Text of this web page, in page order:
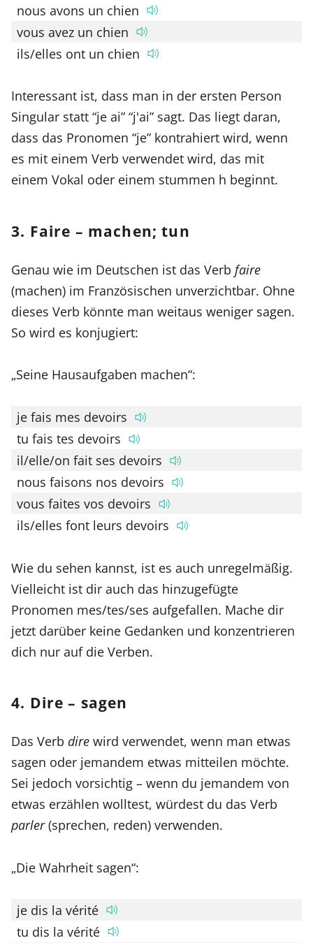
nous avons un chien
vous avez un chien
ils/elles ont un chien
Interessant ist, dass man in der ersten Person
Singular statt “je ai” “j'ai” sagt. Das liegt daran,
dass das Pronomen “je” kontrahiert wird, wenn
es mit einem Verb verwendet wird, das mit
einem Vokal oder einem stummen h beginnt.
3. Faire – machen; tun
Genau wie im Deutschen ist das Verb faire
(machen) im Französischen unverzichtbar. Ohne
dieses Verb könnte man weitaus weniger sagen.
So wird es konjugiert:
„Seine Hausaufgaben machen“:
je fais mes devoirs
tu fais tes devoirs
il/elle/on fait ses devoirs
nous faisons nos devoirs
vous faites vos devoirs
ils/elles font leurs devoirs
Wie du sehen kannst, ist es auch unregelmäßig.
Vielleicht ist dir auch das hinzugefügte
Pronomen mes/tes/ses aufgefallen. Mache dir
jetzt darüber keine Gedanken und konzentrieren
dich nur auf die Verben.
4. Dire – sagen
Das Verb dire wird verwendet, wenn man etwas
sagen oder jemandem etwas mitteilen möchte.
Sei jedoch vorsichtig – wenn du jemandem von
etwas erzählen wolltest, würdest du das Verb
parler(sprechen, reden) verwenden.
„Die Wahrheit sagen“:
je dis la vérité
tu dis la vérité